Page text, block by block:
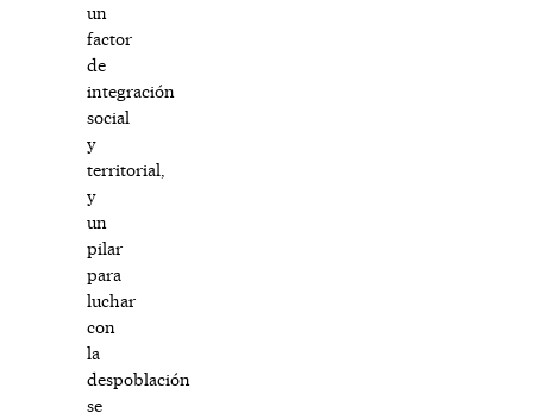
un
factor
de
integración
social
y
territorial,
y
un
pilar
para
luchar
con
la
despoblación
se